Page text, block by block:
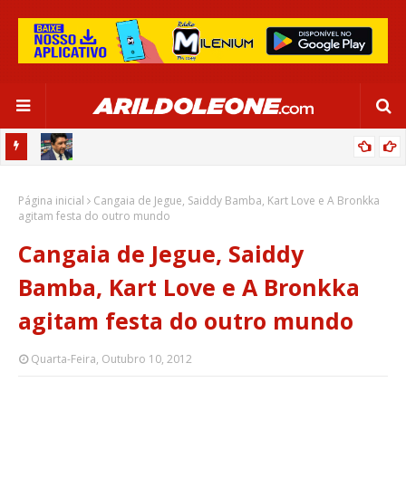
“SATISFAÇÃO MUITO GRANDE”
Página inicial
Cangaia de Jegue, Saiddy Bamba, Kart Love e A Bronkka
agitam festa do outro mundo
Cangaia de Jegue, Saiddy
Bamba, Kart Love e A Bronkka
agitam festa do outro mundo
Quarta-Feira, Outubro 10, 2012